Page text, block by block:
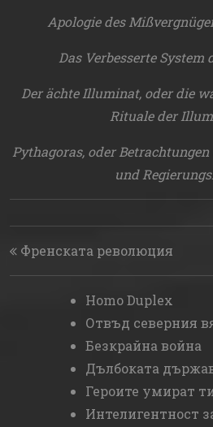
Apologie des
Das Verbesserte
Der ächte Illuminat, oder die
Rituale der
Pythagoras, oder
und
Post navigation
Френската революция
Homo Duplex
Отвъд северния
Безкрайна война
Дълбоката
Героите умират
Интелигентност